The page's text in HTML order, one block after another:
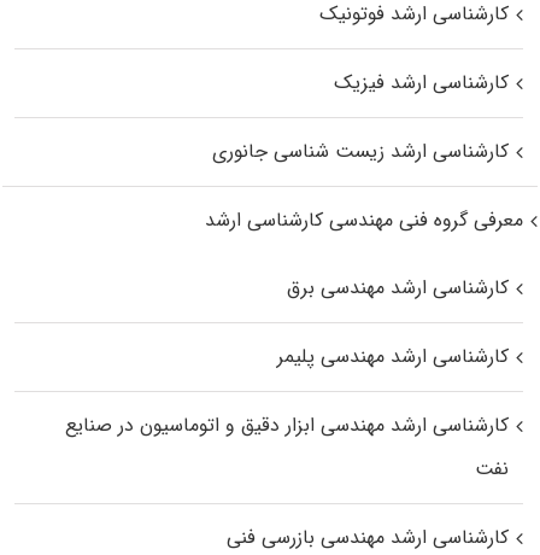
کارشناسی ارشد فوتونیک
کارشناسی ارشد فیزیک
کارشناسی ارشد زیست‌ شناسی جانوری
معرفی گروه فنی مهندسی کارشناسی ارشد
کارشناسی ارشد مهندسی برق
کارشناسی ارشد مهندسی پلیمر
کارشناسی ارشد مهندسی ابزار دقیق و اتوماسیون در صنایع
نفت
کارشناسی ارشد مهندسی بازرسی فنی